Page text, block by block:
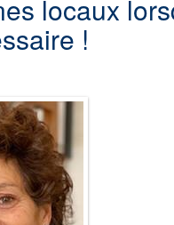
locaux
!